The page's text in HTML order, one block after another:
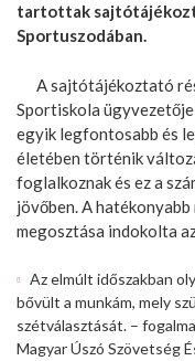
tartottak
Sportuszodában.
A sajtótájékoztató
Sportiskola
egyik legfontosabb és
életében történik
foglalkoznak és ez a
jövőben. A
megosztása indokolta
Az elmúlt időszakban
bővült a munkám, mely
szétválasztását. –
Magyar Úszó Szövetség